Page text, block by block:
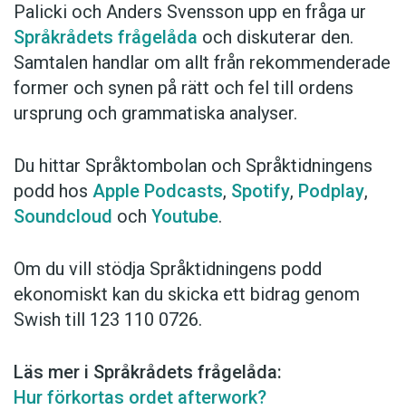
Palicki och Anders Svensson upp en fråga ur
Språkrådets frågelåda och diskuterar den.
Samtalen handlar om allt från rekommenderade
former och synen på rätt och fel till ordens
ursprung och grammatiska analyser.
Du hittar Språktombolan och Språktidningens
podd hos Apple Podcasts, Spotify, Podplay,
Soundcloud och Youtube.
Om du vill stödja Språktidningens podd
ekonomiskt kan du skicka ett bidrag genom
Swish till 123 110 0726.
Läs mer i Språkrådets frågelåda:
Hur förkortas ordet afterwork?